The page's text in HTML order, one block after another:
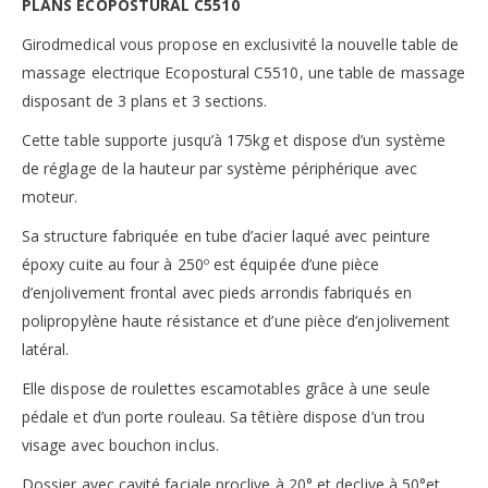
PLANS ECOPOSTURAL C5510
Girodmedical vous propose en exclusivité la nouvelle table de
massage electrique Ecopostural C5510, une table de massage
disposant de 3 plans et 3 sections.
Cette table supporte jusqu’à 175kg et dispose d’un système
de réglage de la hauteur par système périphérique avec
moteur.
Sa structure fabriquée en tube d’acier laqué avec peinture
époxy cuite au four à 250º est équipée d’une pièce
d’enjolivement frontal avec pieds arrondis fabriqués en
polipropylène haute résistance et d’une pièce d’enjolivement
latéral.
Elle dispose de roulettes escamotables grâce à une seule
pédale et d’un porte rouleau. Sa têtière dispose d’un trou
visage avec bouchon inclus.